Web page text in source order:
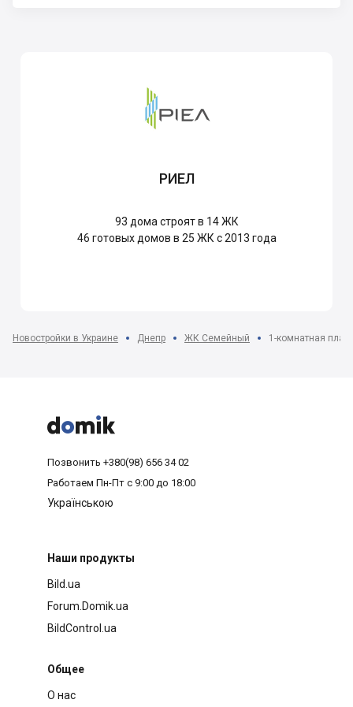
РИЕЛ
93 дома строят в 14 ЖК
46 готовых домов в 25 ЖК с 2013 года
Новостройки в Украине Днепр ЖК Семейный 1-комнатная



Позвонить +380(98) 656 34 02
Работаем Пн-Пт с 9:00 до 18:00
Українською
Наши продукты
Bild.ua
Forum.Domik.ua
BildControl.ua
Общее
О нас